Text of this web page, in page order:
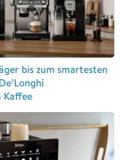
bis zum smartesten
Kaffee